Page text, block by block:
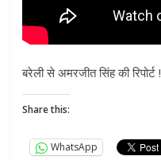
बरेली से अमरजीत सिंह की रिपोर्ट !
Share this:
WhatsApp